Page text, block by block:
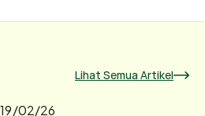
Lihat Semua Artikel
19/02/26